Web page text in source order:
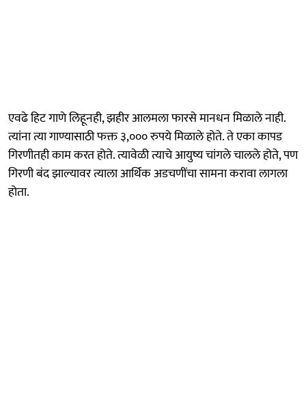
एवढे हिट गाणे लिहूनही, झहीर आलमला फारसे मानधन मिळाले नाही.
त्यांना त्या गाण्यासाठी फक्त ३,००० रुपये मिळाले होते. ते एका कापड
गिरणीतही काम करत होते. त्यावेळी त्याचे आयुष्य चांगले चालले होते, पण
गिरणी बंद झाल्यावर त्याला आर्थिक अडचणींचा सामना करावा लागला
होता.